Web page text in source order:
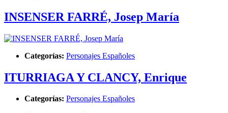
INSENSER FARRÉ, Josep María
Categorías: Personajes Españoles
ITURRIAGA Y CLANCY, Enrique
Categorías: Personajes Españoles